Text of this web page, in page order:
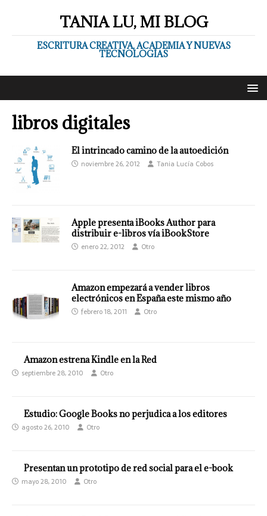
TANIA LU, MI BLOG
ESCRITURA CREATIVA, ACADEMIA Y NUEVAS
TECNOLOGÍAS
libros digitales
El intrincado camino de la autoedición
noviembre 26, 2012 Tania Lucía Cobos
Apple presenta iBooks Author para
distribuir e-libros vía iBookStore
enero 22, 2012 Otro
Amazon empezará a vender libros
electrónicos en España este mismo año
febrero 18, 2011 Otro
Amazon estrena Kindle en la Red
septiembre 28, 2010 Otro
Estudio: Google Books no perjudica a los editores
agosto 26, 2010 Otro
Presentan un prototipo de red social para el e-book
mayo 28, 2010 Otro